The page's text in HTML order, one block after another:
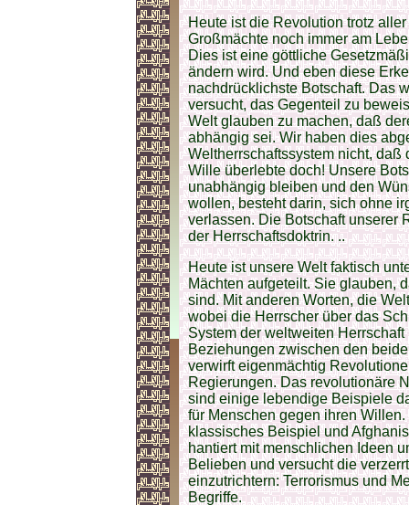
Heute ist die Revolution trotz
Großmächte noch immer am
Dies ist eine göttliche
ändern wird. Und eben diese
nachdrücklichste Botschaft. Das
versucht, das Gegenteil zu
Welt glauben zu machen, daß
abhängig sei. Wir haben dies
Weltherrschaftssystem nicht,
Wille überlebte doch! Unsere
unabhängig bleiben und den
wollen, besteht darin, sich ohne
verlassen. Die Botschaft unserer
der Herrschaftsdoktrin. ..
Heute ist unsere Welt faktisch
Mächten aufgeteilt. Sie glauben,
sind. Mit anderen Worten, die
wobei die Herrscher über das
System der weltweiten
Beziehungen zwischen den
verwirft eigenmächtig
Regierungen. Das revolutionäre
sind einige lebendige Beispiele
für Menschen gegen ihren
klassisches Beispiel und
hantiert mit menschlichen Ideen
Belieben und versucht die
einzutrichtern: Terrorismus und
Begriffe.